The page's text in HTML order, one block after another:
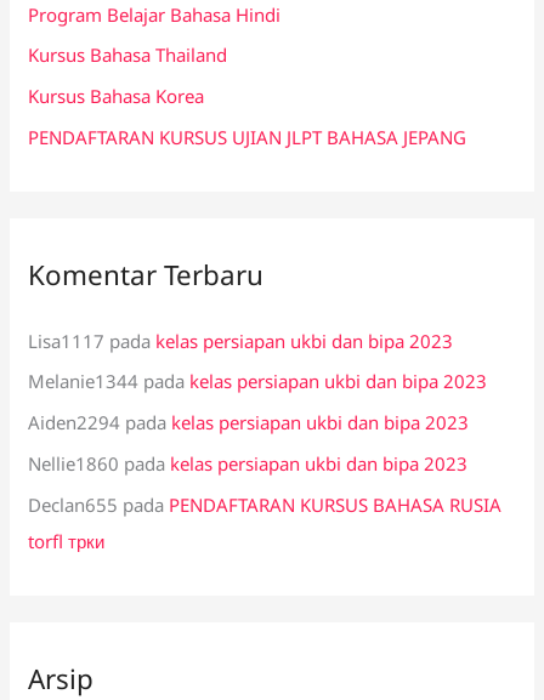
u
k
:
Program Belajar Bahasa Hindi
Kursus Bahasa Thailand
Kursus Bahasa Korea
PENDAFTARAN KURSUS UJIAN JLPT BAHASA JEPANG
Komentar Terbaru
Lisa1117 pada kelas persiapan ukbi dan bipa 2023
Melanie1344 pada kelas persiapan ukbi dan bipa 2023
Aiden2294 pada kelas persiapan ukbi dan bipa 2023
Nellie1860 pada kelas persiapan ukbi dan bipa 2023
Declan655 pada PENDAFTARAN KURSUS BAHASA RUSIA
torfl трки
Arsip